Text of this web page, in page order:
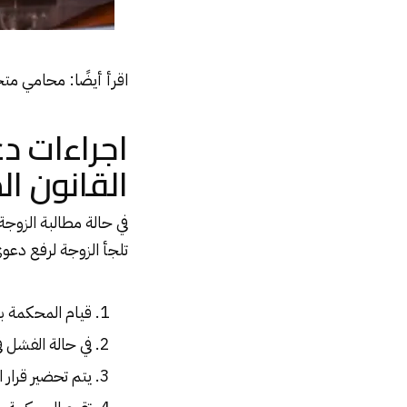
اقرأ أيضًا: محامي
اجراءات
القانون
في حالة مطالبة
تلجأ الزوجة لرفع
قيام المحكمة
في حالة
يتم تحضير